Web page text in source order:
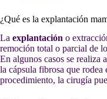
¿Qué es la explantación
La explantación o
remoción total o parcial de
En algunos casos se realiza
la cápsula fibrosa que
procedimiento, la cirugía